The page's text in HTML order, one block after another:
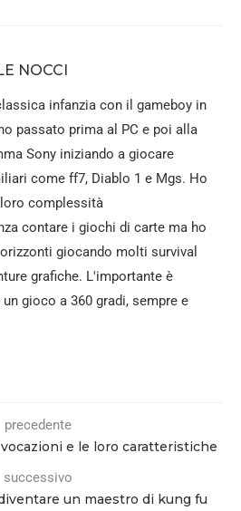
NOCCI
infanzia con il gameboy in
passato prima al PC e poi alla
Sony iniziando a giocare
come ff7, Diablo 1 e Mgs. Ho
complessità
contare i giochi di carte ma ho
giocando molti survival
grafiche. L'importante è
gioco a 360 gradi, sempre e
precedente
vocazioni e le loro caratteristiche
successivo
un maestro di kung fu